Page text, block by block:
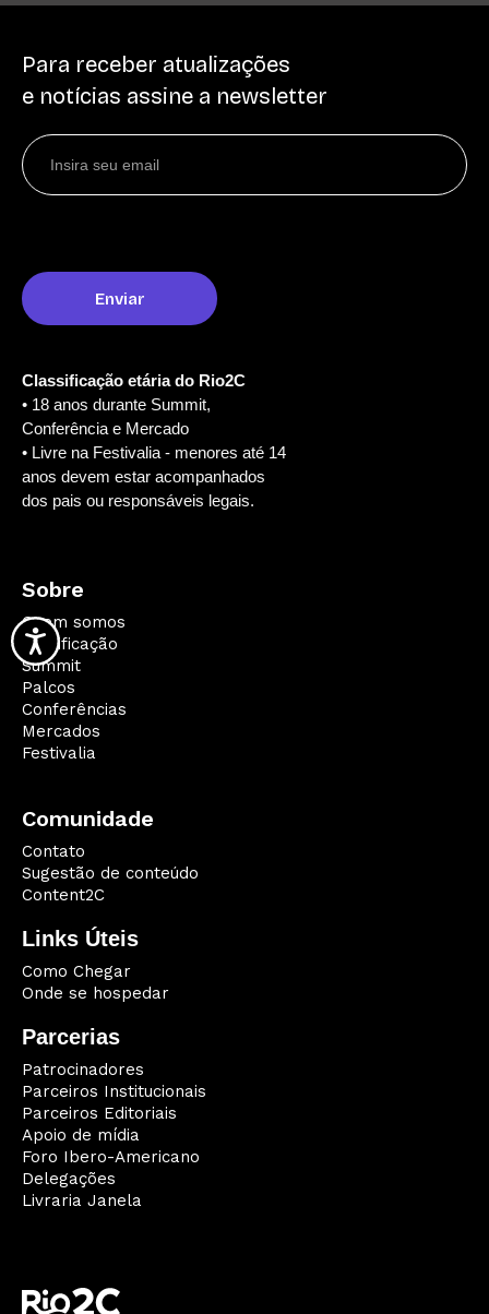
Para receber atualizações
e notícias assine a newsletter
Classificação etária do Rio2C
• 18 anos durante Summit,
Conferência e Mercado
• Livre na Festivalia - menores até 14
anos devem estar acompanhados
dos pais ou responsáveis legais.
Sobre
Quem somos
Qualificação
Summit
Palcos
Conferências
Mercados
Festivalia
Comunidade
Contato
Sugestão de conteúdo
Content2C
Links Úteis
Como Chegar
Onde se hospedar
Parcerias
Patrocinadores
Parceiros Institucionais
Parceiros Editoriais
Apoio de mídia
Foro Ibero-Americano
Delegações
Livraria Janela